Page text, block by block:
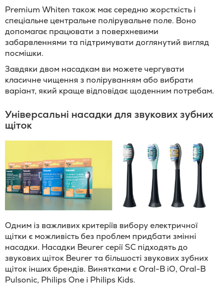
Premium Whiten також має середню жорсткість і
спеціальне центральне полірувальне поле. Воно
допомагає працювати з поверхневими
забарвленнями та підтримувати доглянутий вигляд
посмішки.
Завдяки двом насадкам ви можете чергувати
класичне чищення з поліруванням або вибрати
варіант, який краще відповідає щоденним потребам.
Універсальні насадки для звукових зубних
щіток
Одним із важливих критеріїв вибору електричної
щітки є можливість без проблем придбати змінні
насадки. Насадки Beurer серії SC підходять до
звукових щіток Beurer та більшості звукових зубних
щіток інших брендів. Винятками є Oral-B iO, Oral-B
Pulsonic, Philips One і Philips Kids.